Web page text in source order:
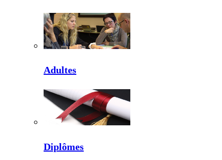
Adultes
Diplômes